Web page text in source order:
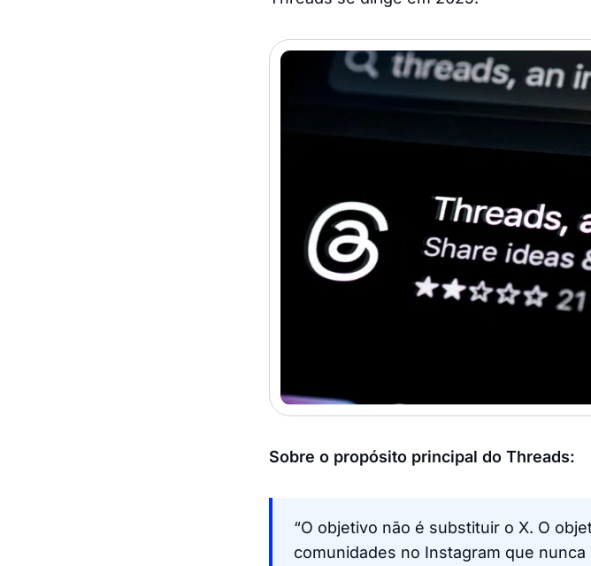
Sobre o propósito principal do Threads:
“O objetivo não é substituir o X. O
comunidades no Instagram que